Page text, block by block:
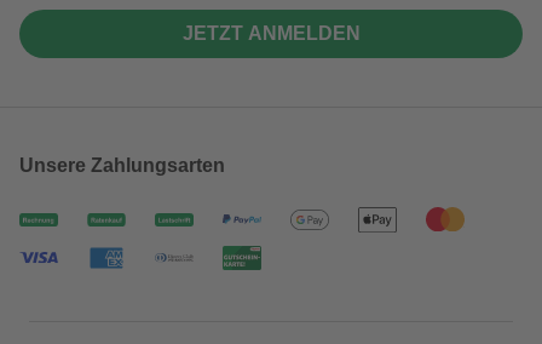
JETZT ANMELDEN
Unsere Zahlungsarten